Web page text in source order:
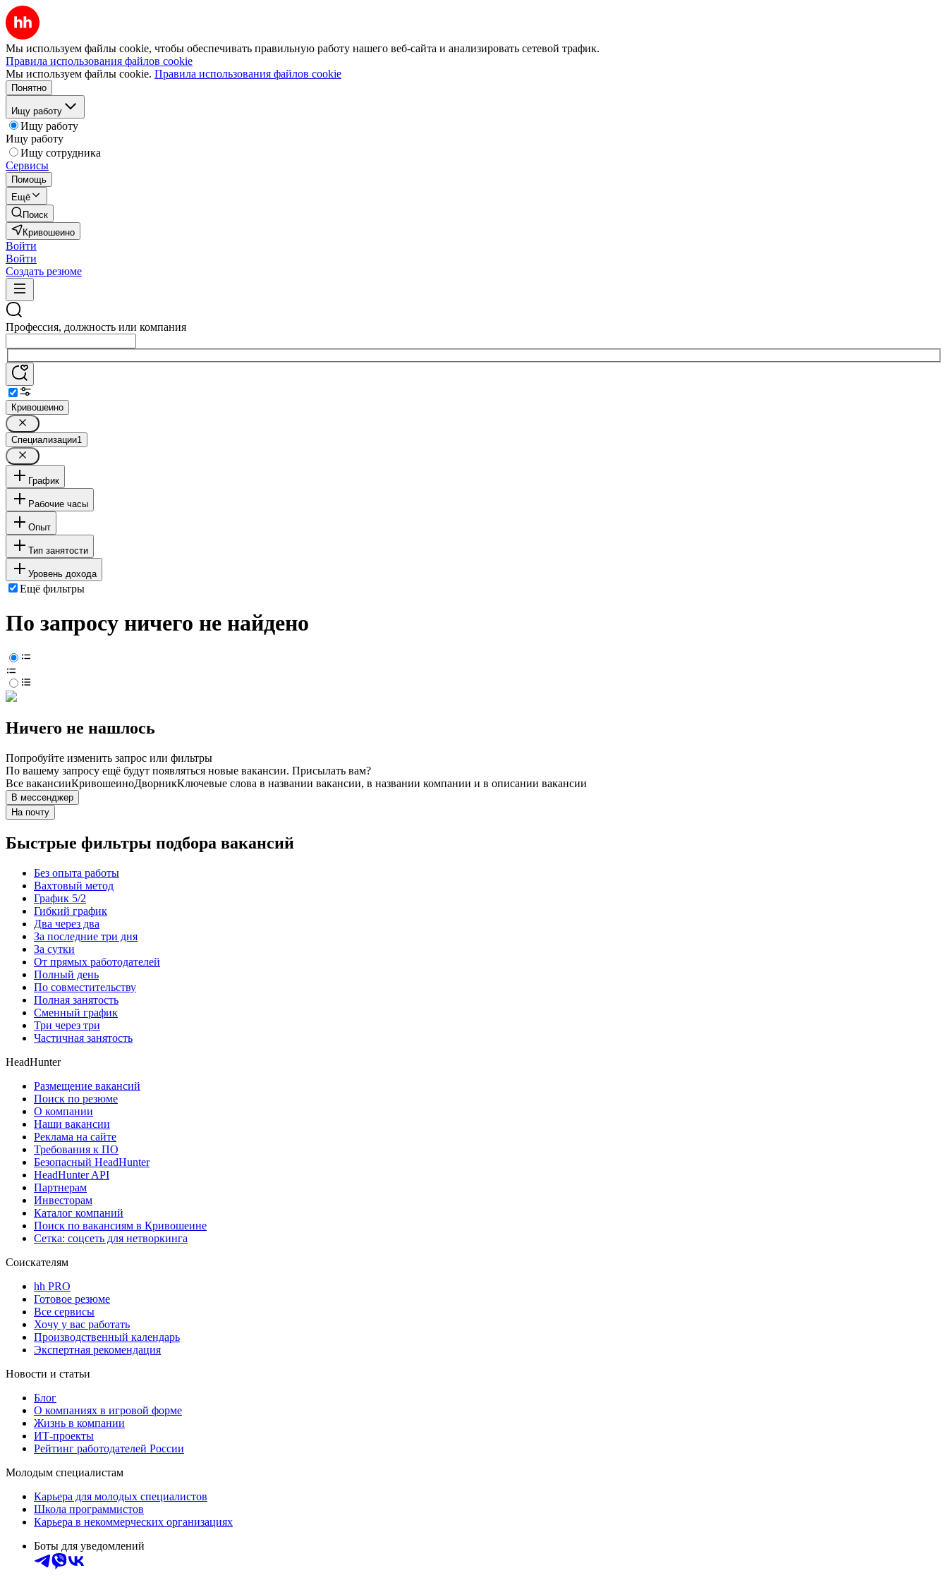
Мы используем файлы cookie, чтобы обеспечивать правильную работу нашего веб-сайта и анализировать сетевой трафик.
Правила использования файлов cookie
Мы используем файлы cookie. Правила использования файлов cookie
Понятно
Ищу работу
Ищу работу
Ищу работу
Ищу сотрудника
Сервисы
Помощь
Ещё
Поиск
Кривошеино
Войти
Войти
Создать резюме
Профессия, должность или компания
Кривошеино
Специализации1
График
Рабочие часы
Опыт
Тип занятости
Уровень дохода
Ещё фильтры
По запросу ничего не найдено
Ничего не нашлось
Попробуйте изменить запрос или фильтры
По вашему запросу ещё будут появляться новые вакансии. Присылать вам?
Все вакансииКривошеиноДворникКлючевые слова в названии вакансии, в названии компании и в описании вакансии
В мессенджер
На почту
Быстрые фильтры подбора вакансий
Без опыта работы
Вахтовый метод
График 5/2
Гибкий график
Два через два
За последние три дня
За сутки
От прямых работодателей
Полный день
По совместительству
Полная занятость
Сменный график
Три через три
Частичная занятость
HeadHunter
Размещение вакансий
Поиск по резюме
О компании
Наши вакансии
Реклама на сайте
Требования к ПО
Безопасный HeadHunter
HeadHunter API
Партнерам
Инвесторам
Каталог компаний
Поиск по вакансиям в Кривошеине
Сетка: соцсеть для нетворкинга
Соискателям
hh PRO
Готовое резюме
Все сервисы
Хочу у вас работать
Производственный календарь
Экспертная рекомендация
Новости и статьи
Блог
О компаниях в игровой форме
Жизнь в компании
ИТ-проекты
Рейтинг работодателей России
Молодым специалистам
Карьера для молодых специалистов
Школа программистов
Карьера в некоммерческих организациях
Боты для уведомлений